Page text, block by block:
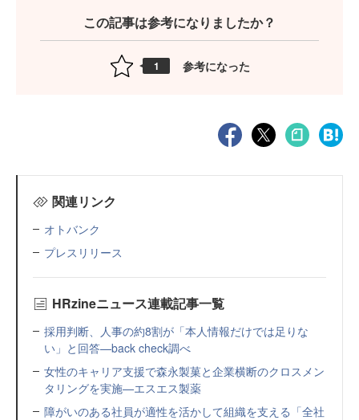
この記事は参考になりましたか？
1 参考になった
関連リンク
オトバンク
プレスリリース
HRzineニュース連載記事一覧
採用判断、人事の約8割が「本人情報だけでは足りな
い」と回答—back check調べ
女性のキャリア支援で森永製菓と企業横断のクロスメン
タリングを実施—エスエス製薬
障がいのある社員が適性を活かして組織を支える「全社